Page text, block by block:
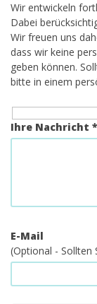
Wir entwickeln
Dabei
Wir freuen uns
dass wir keine
geben können.
bitte in einem
Ihre Nachricht *
E-Mail
(Optional - Sollten